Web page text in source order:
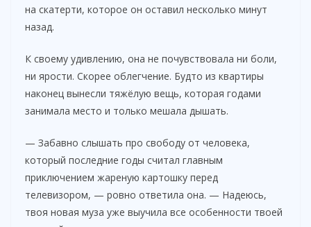
на скатерти, которое он оставил несколько минут
назад.
К своему удивлению, она не почувствовала ни боли,
ни ярости. Скорее облегчение. Будто из квартиры
наконец вынесли тяжёлую вещь, которая годами
занимала место и только мешала дышать.
— Забавно слышать про свободу от человека,
который последние годы считал главным
приключением жареную картошку перед
телевизором, — ровно ответила она. — Надеюсь,
твоя новая муза уже выучила все особенности твоей